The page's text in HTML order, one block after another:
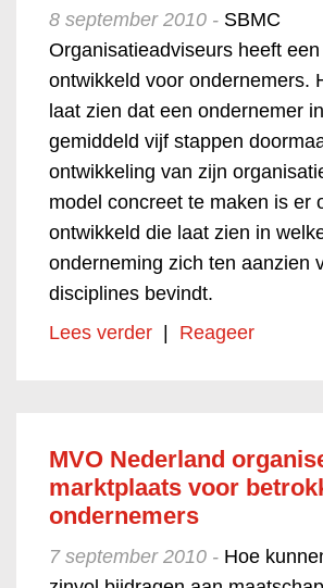
8 september 2010 - SBMC
Organisatieadviseurs heeft een
ontwikkeld voor ondernemers.
laat zien dat een ondernemer
gemiddeld vijf stappen
ontwikkeling van zijn
model concreet te maken is er
ontwikkeld die laat zien in
onderneming zich ten aanzien
disciplines bevindt.
Lees verder
Reageer
MVO Nederland
marktplaats voor
ondernemers
7 september 2010 - Hoe